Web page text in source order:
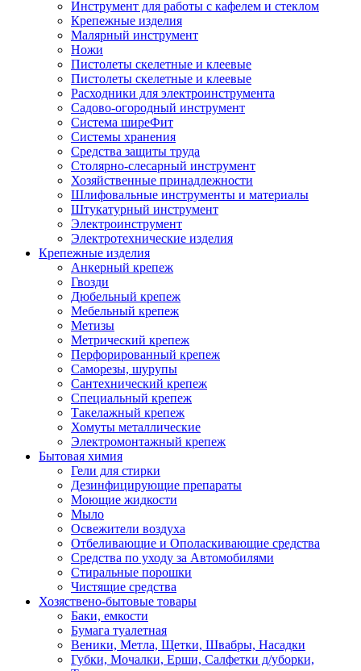
Инструмент для работы с кафелем и стеклом
Крепежные изделия
Малярный инструмент
Ножи
Пистолеты скелетные и клеевые
Пистолеты скелетные и клеевые
Расходники для электроинструмента
Садово-огородный инструмент
Система ширеФит
Системы хранения
Средства защиты труда
Столярно-слесарный инструмент
Хозяйственные принадлежности
Шлифовальные инструменты и материалы
Штукатурный инструмент
Электроинструмент
Электротехнические изделия
Крепежные изделия
Анкерный крепеж
Гвозди
Дюбельный крепеж
Мебельный крепеж
Метизы
Метрический крепеж
Перфорированный крепеж
Саморезы, шурупы
Сантехнический крепеж
Специальный крепеж
Такелажный крепеж
Хомуты металлические
Электромонтажный крепеж
Бытовая химия
Гели для стирки
Дезинфицирующие препараты
Моющие жидкости
Мыло
Освежители воздуха
Отбеливающие и Ополаскивающие средства
Средства по уходу за Автомобилями
Стиральные порошки
Чистящие средства
Хозяствено-бытовые товары
Баки, емкости
Бумага туалетная
Веники, Метла, Щетки, Швабры, Насадки
Губки, Мочалки, Ерши, Салфетки д/уборки,